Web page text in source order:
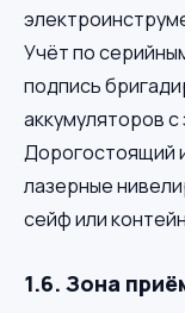
Учёт по
подпись
аккумуляторов
Дорогостоящий
лазерные
сейф или
1.6. Зона